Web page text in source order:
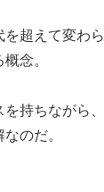
を超えて変
念。
持ちながら
のだ。